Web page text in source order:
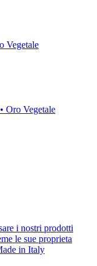
Vegetale
Oro Vegetale
i nostri prodotti
le sue proprieta
in Italy